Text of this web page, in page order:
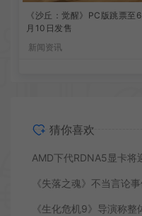
《沙丘：觉醒》PC版跳票至6
月10日发售
新闻资讯
猜你喜欢